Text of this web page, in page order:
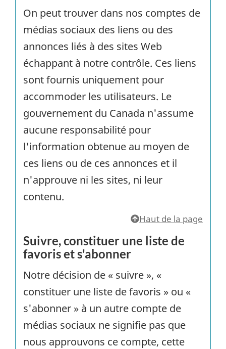
On peut trouver dans nos comptes de
médias sociaux des liens ou des
annonces liés à des sites Web
échappant à notre contrôle. Ces liens
sont fournis uniquement pour
accommoder les utilisateurs. Le
gouvernement du Canada n'assume
aucune responsabilité pour
l'information obtenue au moyen de
ces liens ou de ces annonces et il
n'approuve ni les sites, ni leur
contenu.
Haut de la page
Suivre, constituer une liste de
favoris et s'abonner
Notre décision de « suivre », «
constituer une liste de favoris » ou «
s'abonner » à un autre compte de
médias sociaux ne signifie pas que
nous approuvons ce compte, cette